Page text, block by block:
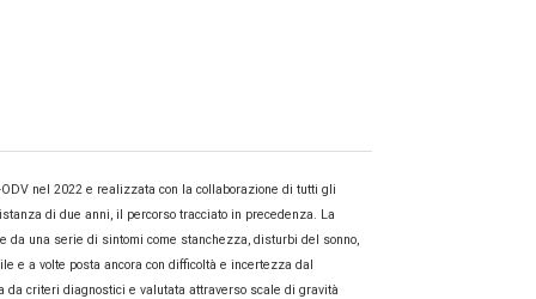
nel 2022 e realizzata con la collaborazione di tutti gli
di due anni, il percorso tracciato in precedenza. La
da una serie di sintomi come stanchezza, disturbi del sonno,
e a volte posta ancora con difficoltà e incertezza dal
criteri diagnostici e valutata attraverso scale di gravità